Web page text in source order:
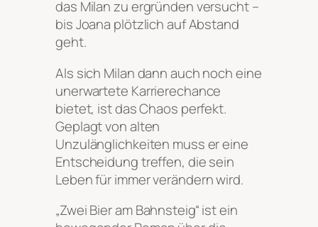
das Milan zu ergründen versucht –
bis Joana plötzlich auf Abstand
geht.
Als sich Milan dann auch noch eine
unerwartete Karrierechance
bietet, ist das Chaos perfekt.
Geplagt von alten
Unzulänglichkeiten muss er eine
Entscheidung treffen, die sein
Leben für immer verändern wird.
„Zwei Bier am Bahnsteig“ ist ein